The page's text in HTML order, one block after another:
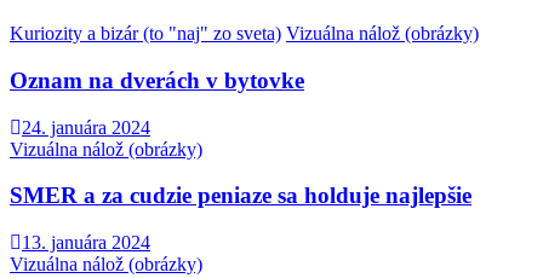
Kuriozity a bizár (to "naj" zo sveta) Vizuálna nálož (obrázky)
Oznam na dverách v bytovke
24. januára 2024
Vizuálna nálož (obrázky)
SMER a za cudzie peniaze sa holduje najlepšie
13. januára 2024
Vizuálna nálož (obrázky)